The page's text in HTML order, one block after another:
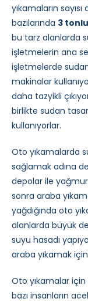
yıkamaların
bazılarında 3
bu tarz alanlarda
işletmelerin ana
işletmelerde
makinalar
daha tazyikli
birlikte sudan
kullanıyorlar.
Oto yıkamalarda
sağlamak adına
depolar ile yağmur
sonra araba
yağdığında oto
alanlarda büyük
suyu hasadı
araba yıkamak
Oto yıkamalar için
bazı insanların